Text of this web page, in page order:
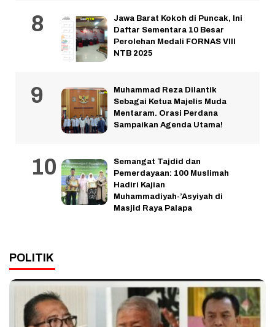
Jawa Barat Kokoh di Puncak, Ini
Daftar Sementara 10 Besar
Perolehan Medali FORNAS VIII
NTB 2025
Muhammad Reza Dilantik
Sebagai Ketua Majelis Muda
Mentaram. Orasi Perdana
Sampaikan Agenda Utama!
Semangat Tajdid dan
Pemerdayaan: 100 Muslimah
Hadiri Kajian
Muhammadiyah-’Asyiyah di
Masjid Raya Palapa
POLITIK